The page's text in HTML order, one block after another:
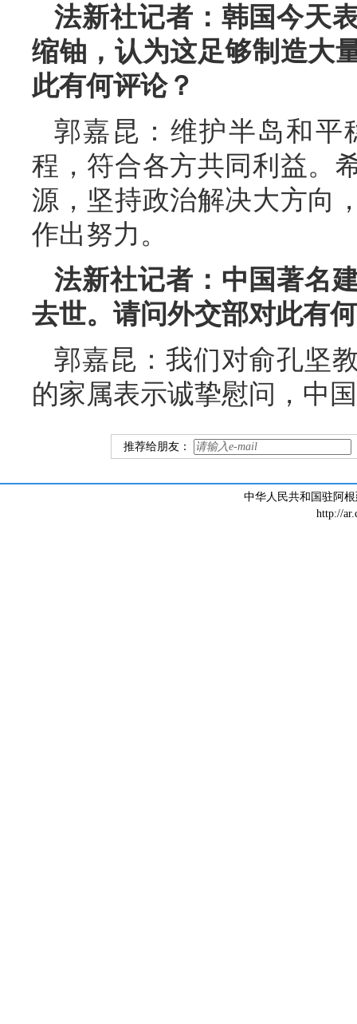
法新社记者：韩国今天
缩铀，认为这足够制造大
此有何评论？
郭嘉昆：维护半岛和平
程，符合各方共同利益。
源，坚持政治解决大方向
作出努力。
法新社记者：中国著名
去世。请问外交部对此有
郭嘉昆：我们对俞孔坚
的家属表示诚挚慰问，中
推荐给朋友：
中华人民共和国驻阿
http://